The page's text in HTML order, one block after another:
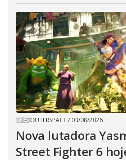
OUTERSPACE/ 03/08/2026
Nova lutadora
Street Fighter 6